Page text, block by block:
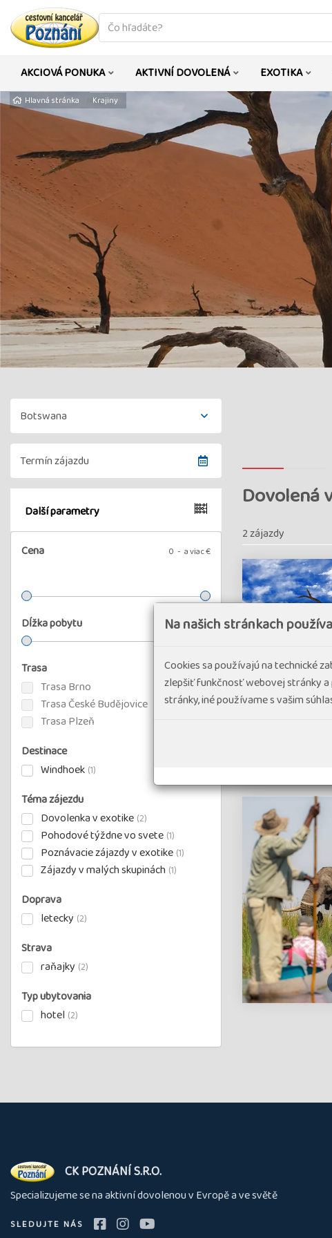
co
hledáte
AKCIOVÁ PONUKA AKTIVNÍ DOVOLENÁ EXOTIKA
Hlavná stránka Krajiny
Další parametry
Cena 0 a viac €
Dĺžka pobytu 1 a viac dní
Trasa
Trasa Brno
Trasa České Budějovice
Trasa Plzeň
Destinace
Windhoek (1)
Téma zájezdu
Dovolenka v exotike (2)
Pohodové týždne vo svete (1)
Poznávacie zájazdy v exotike (1)
Zájazdy v malých skupinách (1)
Doprava
letecky (2)
Strava
raňajky (2)
Typ ubytovania
hotel (2)
Dovolená
2 zájazdy
O
nás
CK POZNÁNÍ S.R.O.
Specializujeme se na aktivní dovolenou v Evropě a ve světě
SLEDUJTE NÁS
Na našich stránkach
Cookies sa používajú na technické
zlepšiť funkčnosť webovej stránky
stránky, iné používame s vašim